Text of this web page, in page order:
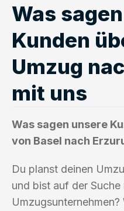
Was
Kunden
Umzug
mit uns
Was sagen unsere
von Basel nach
Du planst deinen
und bist auf der